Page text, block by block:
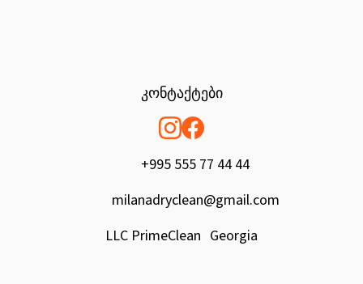
კონტაქტები
+995 555 77 44 44
milanadryclean@gmail.com
LLC PrimeClean Georgia